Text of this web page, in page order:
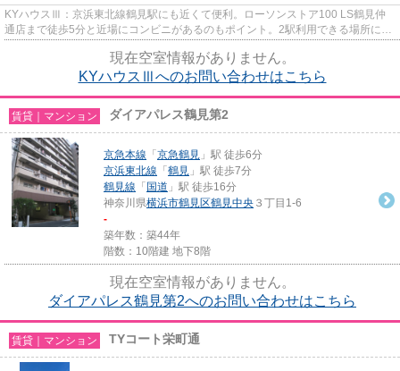
KYハウスⅢ：京浜東北線鶴見駅にも近くて便利。ローソンストア100 LS鶴見仲
通店まで徒歩5分と近場にコンビニがあるのもポイント。2駅利用できる場所にあ
現在空室情報がありません。
KYハウスⅢへのお問い合わせはこちら
賃貸｜マンション ダイアパレス鶴見第2
京急本線 「 京急鶴見 」駅 徒歩6分
京浜東北線 「 鶴見 」駅 徒歩7分
鶴見線 「 国道 」駅 徒歩16分
神奈川県横浜市鶴見区鶴見中央 ３丁目1-6
-
築年数：築44年
階数：10階建 地下8階
現在空室情報がありません。
ダイアパレス鶴見第2へのお問い合わせはこちら
賃貸｜マンション TYコート栄町通